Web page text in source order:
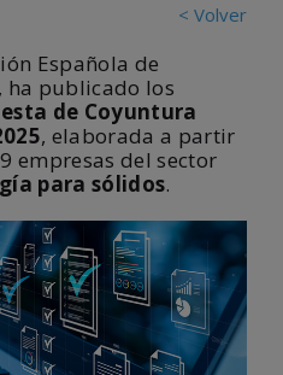
< Volver
Española de
ha publicado los
de Coyuntura
, elaborada a partir
empresas del sector
para sólidos.